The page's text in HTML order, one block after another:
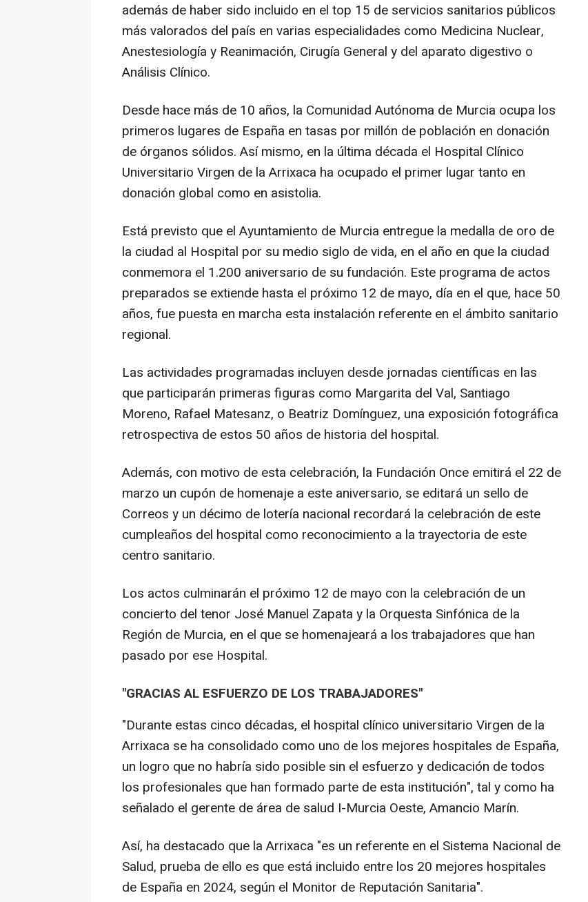
además de haber sido incluido en el top 15 de servicios sanitarios públicos
más valorados del país en varias especialidades como Medicina Nuclear,
Anestesiología y Reanimación, Cirugía General y del aparato digestivo o
Análisis Clínico.
Desde hace más de 10 años, la Comunidad Autónoma de Murcia ocupa los
primeros lugares de España en tasas por millón de población en donación
de órganos sólidos. Así mismo, en la última década el Hospital Clínico
Universitario Virgen de la Arrixaca ha ocupado el primer lugar tanto en
donación global como en asistolia.
Está previsto que el Ayuntamiento de Murcia entregue la medalla de oro de
la ciudad al Hospital por su medio siglo de vida, en el año en que la ciudad
conmemora el 1.200 aniversario de su fundación. Este programa de actos
preparados se extiende hasta el próximo 12 de mayo, día en el que, hace 50
años, fue puesta en marcha esta instalación referente en el ámbito sanitario
regional.
Las actividades programadas incluyen desde jornadas científicas en las
que participarán primeras figuras como Margarita del Val, Santiago
Moreno, Rafael Matesanz, o Beatriz Domínguez, una exposición fotográfica
retrospectiva de estos 50 años de historia del hospital.
Además, con motivo de esta celebración, la Fundación Once emitirá el 22 de
marzo un cupón de homenaje a este aniversario, se editará un sello de
Correos y un décimo de lotería nacional recordará la celebración de este
cumpleaños del hospital como reconocimiento a la trayectoria de este
centro sanitario.
Los actos culminarán el próximo 12 de mayo con la celebración de un
concierto del tenor José Manuel Zapata y la Orquesta Sinfónica de la
Región de Murcia, en el que se homenajeará a los trabajadores que han
pasado por ese Hospital.
"GRACIAS AL ESFUERZO DE LOS TRABAJADORES"
"Durante estas cinco décadas, el hospital clínico universitario Virgen de la
Arrixaca se ha consolidado como uno de los mejores hospitales de España,
un logro que no habría sido posible sin el esfuerzo y dedicación de todos
los profesionales que han formado parte de esta institución", tal y como ha
señalado el gerente de área de salud I-Murcia Oeste, Amancio Marín.
Así, ha destacado que la Arrixaca "es un referente en el Sistema Nacional de
Salud, prueba de ello es que está incluido entre los 20 mejores hospitales
de España en 2024, según el Monitor de Reputación Sanitaria".